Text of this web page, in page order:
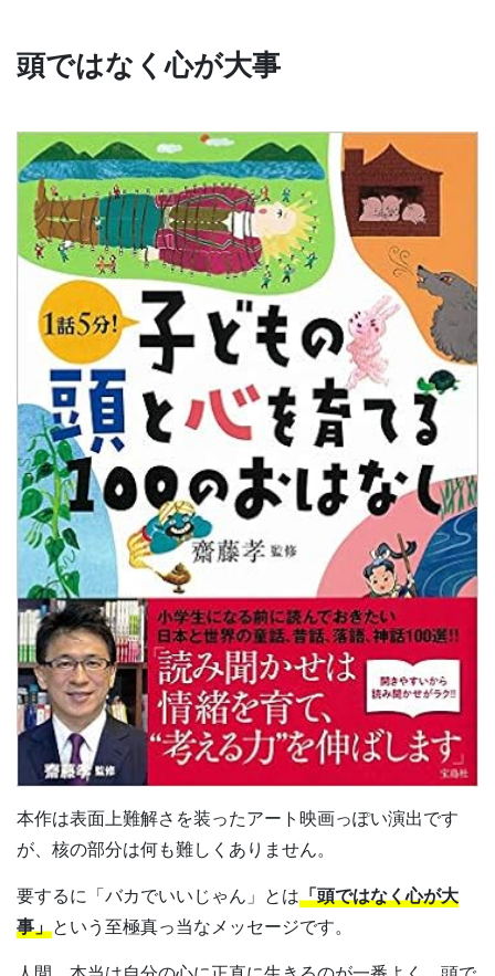
頭ではなく心が大事
本作は表面上難解さを装ったアート映画っぽい演出です
が、核の部分は何も難しくありません。
要するに「バカでいいじゃん」とは「頭ではなく心が大
事」という至極真っ当なメッセージです。